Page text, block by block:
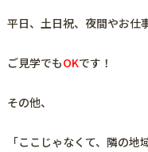
平日、土日祝、夜間やお仕
ご見学でもOKです！
その他、
「ここじゃなくて、隣の地